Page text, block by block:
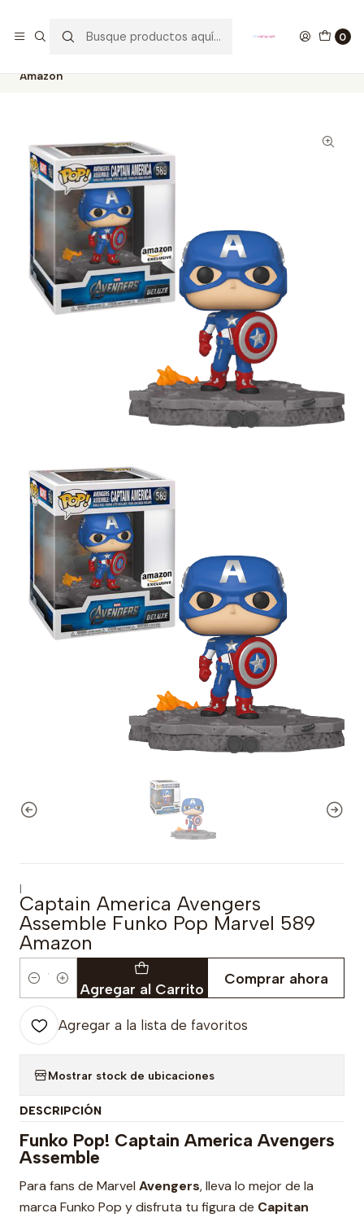
0
Amazon
|
Captain America Avengers
Assemble Funko Pop Marvel 589
Amazon
Cantidad Agregar al Carrito
Comprar ahora
Agregar a la lista de favoritos
Mostrar stock de ubicaciones
DESCRIPCIÓN
Funko Pop! Captain America Avengers
Assemble
Para fans de Marvel Avengers, lleva lo mejor de la
marca Funko Pop y disfruta tu figura de Capitan